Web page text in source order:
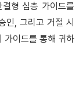
형 심층 가이드를
인, 그리고 거절 시
가이드를 통해 귀하